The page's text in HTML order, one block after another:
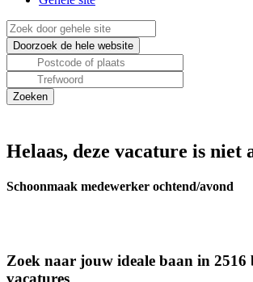
Helaas, deze vacature is niet
Schoonmaak medewerker ochtend/avond
Zoek naar jouw ideale baan in 2516
vacatures